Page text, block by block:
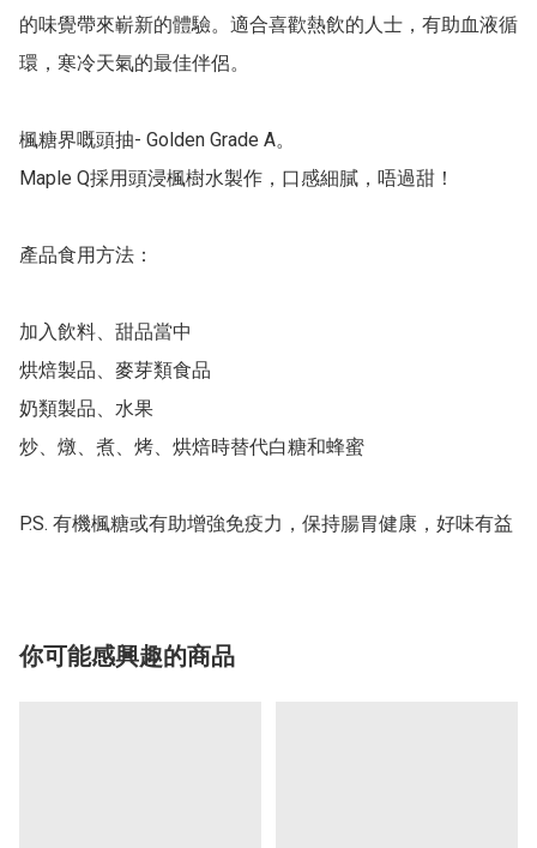
的味覺帶來嶄新的體驗。適合喜歡熱飲的人士，有助血液循
環，寒冷天氣的最佳伴侶。
楓糖界嘅頭抽- Golden Grade A。
Maple Q採用頭浸楓樹水製作，口感細膩，唔過甜！
產品食用方法：
加入飲料、甜品當中
烘焙製品、麥芽類食品
奶類製品、水果
炒、燉、煮、烤、烘焙時替代白糖和蜂蜜
P.S. 有機楓糖或有助增強免疫力，保持腸胃健康，好味有益
你可能感興趣的商品